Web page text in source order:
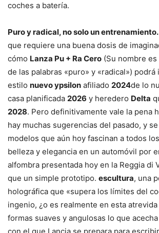
coches a batería.
Puro y radical, no solo un entrenamiento.
que requiere una buena dosis de
cómo Lanza Pu + Ra Cero (Su nombre
de las palabras «puro» y «radical»)
estilo nuevo ypsilon afiliado 2024de lo
casa planificada 2026 y heredero Delta
2028. Pero definitivamente vale la pena
hay muchas sugerencias del pasado, y
modelos que aún hoy fascinan a todos
belleza y elegancia en un automóvil por
alfombra presentada hoy en la Reggia di
que un simple prototipo. escultura, una
holográfica que «supera los límites del
ingenio, ¿o es realmente en esta
formas suaves y angulosas lo que